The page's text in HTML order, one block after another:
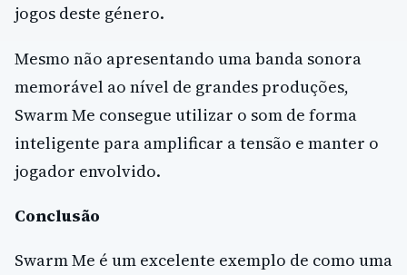
jogos deste género.
Mesmo não apresentando uma banda sonora
memorável ao nível de grandes produções,
Swarm Me consegue utilizar o som de forma
inteligente para amplificar a tensão e manter o
jogador envolvido.
Conclusão
Swarm Me é um excelente exemplo de como uma